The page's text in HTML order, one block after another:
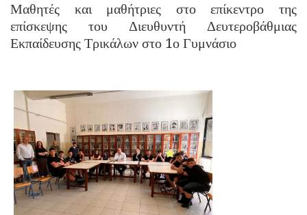
Μαθητές και μαθήτριες στο επίκεντρο της
επίσκεψης του Διευθυντή Δευτεροβάθμιας
Εκπαίδευσης Τρικάλων στο 1ο Γυμνάσιο